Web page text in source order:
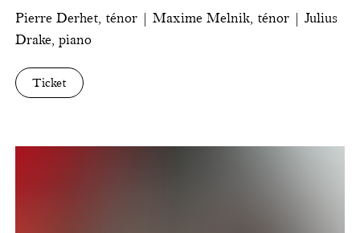
Pierre Derhet, ténor | Maxime Melnik, ténor | Julius
Drake, piano
Ticket